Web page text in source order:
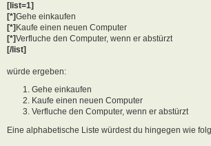
[list=1]
[*]Gehe einkaufen
[*] Kaufe einen neuen Computer
[*]Verfluche den Computer, wenn er abstürzt
[/list]
würde ergeben:
Gehe einkaufen
Kaufe einen neuen Computer
Verfluche den Computer, wenn er abstürzt
Eine alphabetische Liste würdest du hingegen wie